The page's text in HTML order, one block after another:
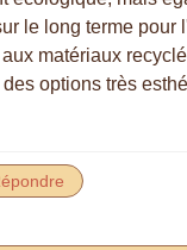
le long terme pour
matériaux
options très